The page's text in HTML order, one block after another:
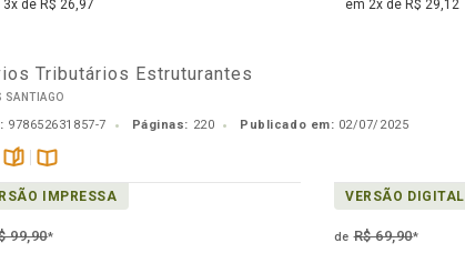
3x de R$ 26,97 em 2x de R$ 29,12
Tributários Estruturantes
SANTIAGO
978652631857-7 Páginas: 220 Publicado em: 02/07/2025
páginasDisponível
naIMPRESSA
99,90*
VERSÃO DIGITAL
deR$ 69,90*